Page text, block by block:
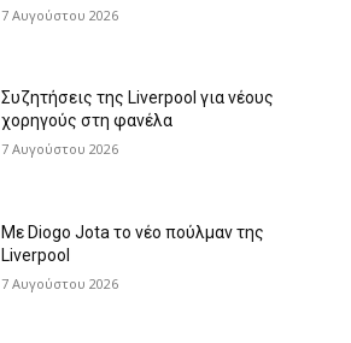
7 Αυγούστου 2026
Συζητήσεις της Liverpool για νέους
χορηγούς στη φανέλα
7 Αυγούστου 2026
Με Diogo Jota το νέο πούλμαν της
Liverpool
7 Αυγούστου 2026